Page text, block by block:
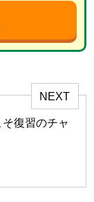
NEXT
復習のチャ